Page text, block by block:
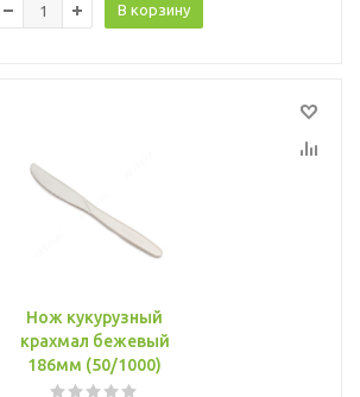
В корзину
Нож кукурузный
крахмал бежевый
186мм (50/1000)